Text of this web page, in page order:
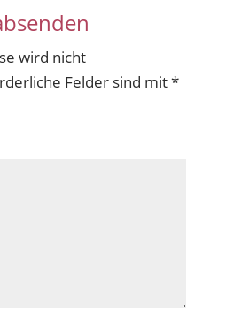
wird nicht
Felder sind mit*